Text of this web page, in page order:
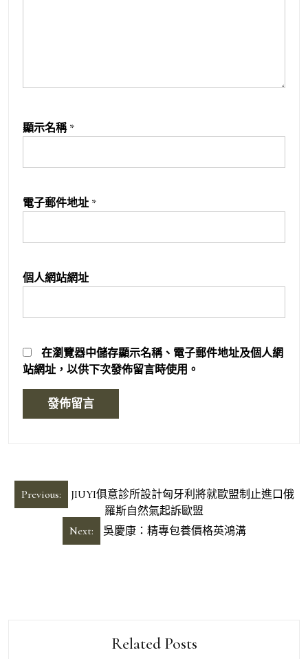
顯示名稱 *
電子郵件地址 *
個人網站網址
在瀏覽器中儲存顯示名稱、電子郵件地址及個人網
站網址，以供下次發佈留言時使用。
文
章
Previous:
JIUYI俱意診所設計匈牙利將就歐盟制止進口俄
羅斯自然氣起訴歐盟
Next:
吳慶康：精專包養價格英鴻溝
Related Posts